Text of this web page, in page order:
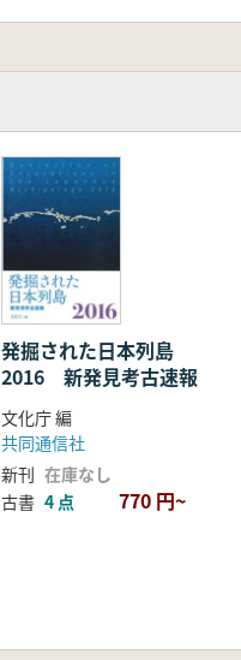
発掘された日本列島
2016 新発見考古速報
文化庁 編
共同通信社
新刊 在庫なし
古書 4 点 770 円~